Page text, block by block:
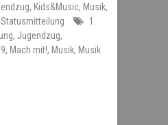
, Kids&Music, Musik,
Statusmitteilung
1.
, Jugendzug,
, Mach mit!, Musik, Musik